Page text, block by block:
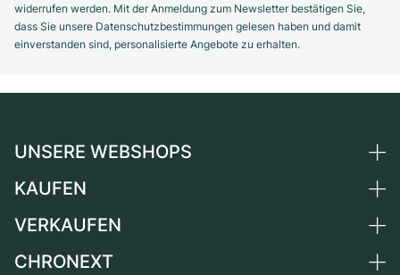
widerrufen werden. Mit der Anmeldung zum Newsletter bestätigen Sie,
dass Sie unsere Datenschutzbestimmungen gelesen haben und damit
einverstanden sind, personalisierte Angebote zu erhalten.
UNSERE WEBSHOPS
Deutschland
Schweiz
KAUFEN
Alle Luxusuhren
VERKAUFEN
Uhr verkaufen
CHRONEXT